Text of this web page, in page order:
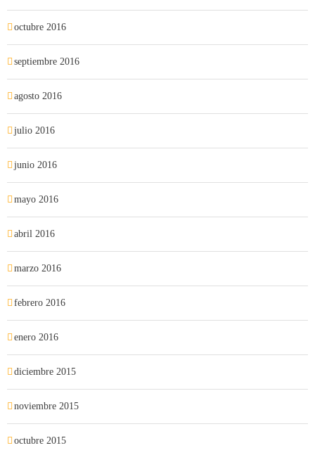
octubre 2016
septiembre 2016
agosto 2016
julio 2016
junio 2016
mayo 2016
abril 2016
marzo 2016
febrero 2016
enero 2016
diciembre 2015
noviembre 2015
octubre 2015